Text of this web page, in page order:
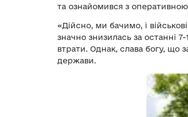
та ознайомився з
«Дійсно, ми бачимо, і
значно знизилась за останні
втрати. Однак, слава богу, що
держави.